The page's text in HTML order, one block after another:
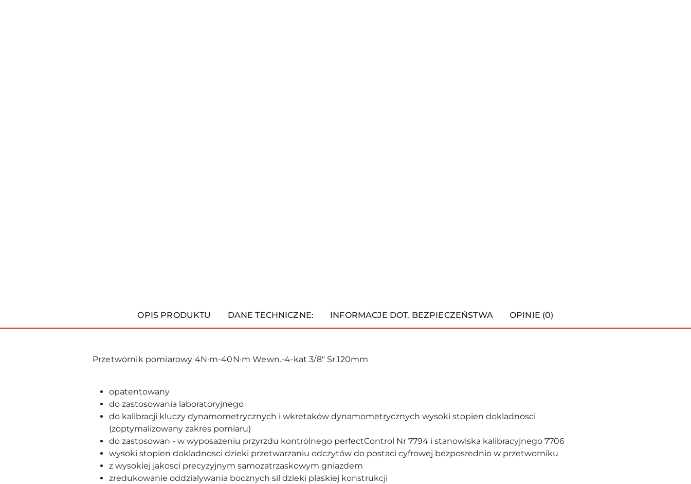
OPIS PRODUKTU DANE TECHNICZNE: INFORMACJE DOT. BEZPIECZEŃSTWA OPINIE (0)
Przetwornik pomiarowy 4N·m-40N·m Wewn.-4-kat 3/8" Sr.120mm
opatentowany
do zastosowania laboratoryjnego
do kalibracji kluczy dynamometrycznych i wkretaków dynamometrycznych wysoki stopien dokladnosci
(zoptymalizowany zakres pomiaru)
do zastosowan - w wyposazeniu przyrzdu kontrolnego perfectControl Nr 7794 i stanowiska kalibracyjnego 7706
wysoki stopien dokladnosci dzieki przetwarzaniu odczytów do postaci cyfrowej bezposrednio w przetworniku
z wysokiej jakosci precyzyjnym samozatrzaskowym gniazdem
zredukowanie oddzialywania bocznych sil dzieki plaskiej konstrukcji